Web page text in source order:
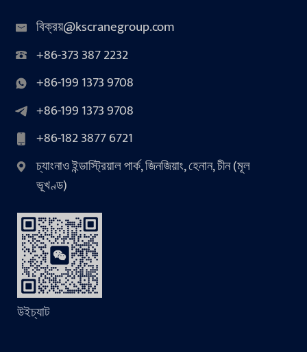
বিক্রয়@kscranegroup.com
+86-373 387 2232
+86-199 1373 9708
+86-199 1373 9708
+86-182 3877 6721
চ্যাংনাও ইন্ডাস্ট্রিয়াল পার্ক, জিনজিয়াং, হেনান, চীন (মূল
ভূখণ্ড)
উইচ্যাট